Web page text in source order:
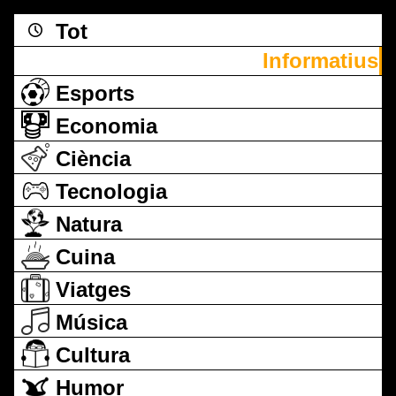
Tot
Informatius
Esports
Economia
Ciència
Tecnologia
Natura
Cuina
Viatges
Música
Cultura
Humor